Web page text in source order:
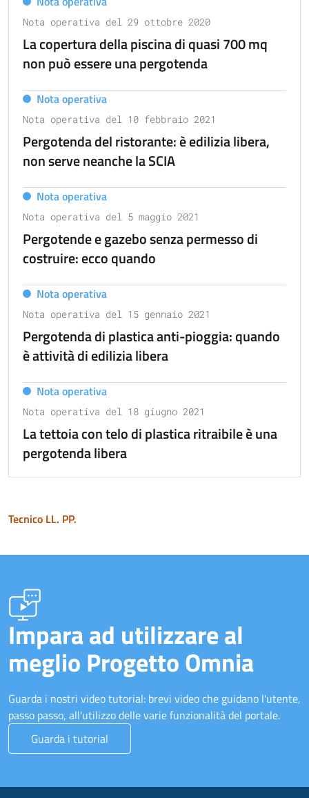
Nota operativa del 29 ottobre 2020
La copertura della piscina di quasi 700 mq
non può essere una pergotenda
Nota operativa
Nota operativa del 10 febbraio 2021
Pergotenda del ristorante: è edilizia libera,
non serve neanche la SCIA
Nota operativa
Nota operativa del 5 maggio 2021
Pergotende e gazebo senza permesso di
costruire: ecco quando
Nota operativa
Nota operativa del 15 gennaio 2021
Pergotenda di plastica anti-pioggia: quando
è attività di edilizia libera
Nota operativa
Nota operativa del 18 giugno 2021
La tettoia con telo di plastica ritraibile è una
pergotenda libera
Tecnico LL. PP.
Impara ad utilizzare al
meglio Progetto Omnia
Guarda i nostri video tutorial: brevi video che guidano l'utente,
passo passo, all'utilizzo delle varie funzionalità del portale.
Guarda i tutorial